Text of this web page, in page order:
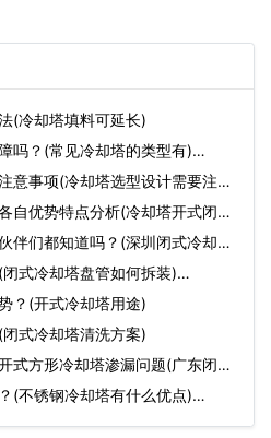
(冷却塔填料可延长)
吗？(常见冷却塔的类型有)…
意事项(冷却塔选型设计需要注意
自优势特点分析(冷却塔开式闭式
伴们都知道吗？(深圳闭式冷却塔
式冷却塔盘管如何拆装)…
？(开式冷却塔用途)
式冷却塔清洗方案)
式方形冷却塔渗漏问题(广东闭式
(不锈钢冷却塔有什么优点)…